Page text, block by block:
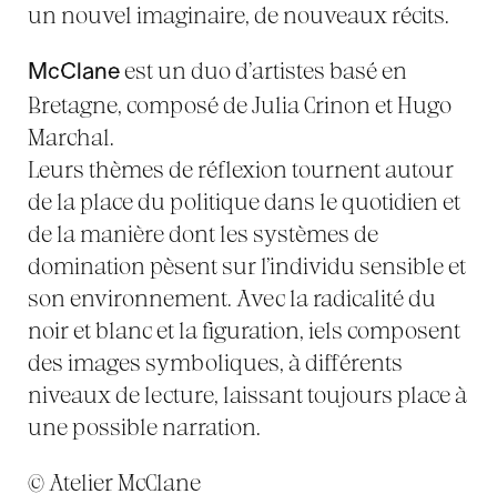
un nouvel imaginaire, de nouveaux récits.
McClaneest un duo d’artistes basé en
Bretagne, composé de Julia Crinon et Hugo
Marchal.
Leurs thèmes de réflexion tournent autour
de la place du politique dans le quotidien et
de la manière dont les systèmes de
domination pèsent sur l’individu sensible et
son environnement. Avec la radicalité du
noir et blanc et la figuration, iels composent
des images symboliques, à différents
niveaux de lecture, laissant toujours place à
une possible narration.
© Atelier McClane